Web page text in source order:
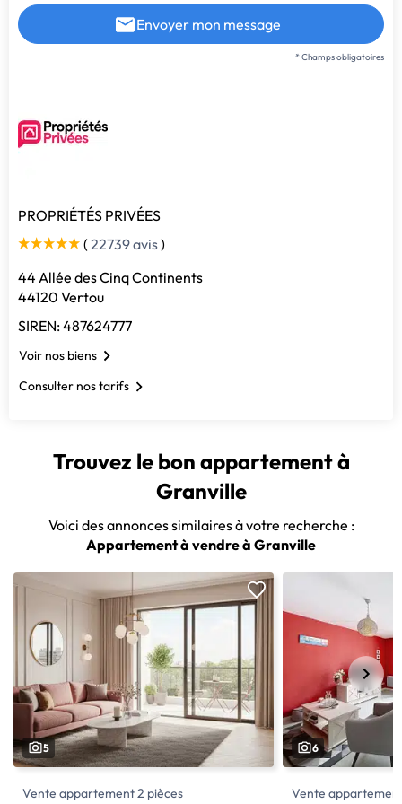
Envoyer mon message
* Champs obligatoires
PROPRIÉTÉS PRIVÉES
( 22739 avis)
44 Allée des Cinq Continents
44120 Vertou
SIREN: 487624777
Voir nos biens
Consulter nos tarifs
Trouvez le bon appartement à
Granville
Voici des annonces similaires à votre recherche :
Appartement à vendre à Granville
5
Vente appartement 2 pièces
6
Vente